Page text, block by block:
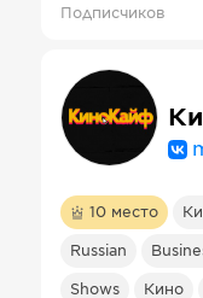
Подписчиков
10 место
Russian
Shows Кино